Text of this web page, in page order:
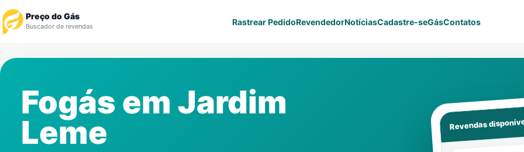
Preço do Gás
Buscador de revendas Rastrear PedidoRevendedorNotíciasCadastre-seGásContatos
Revendedor
Notícias
Fogás em Jardim
Leme
Revendas